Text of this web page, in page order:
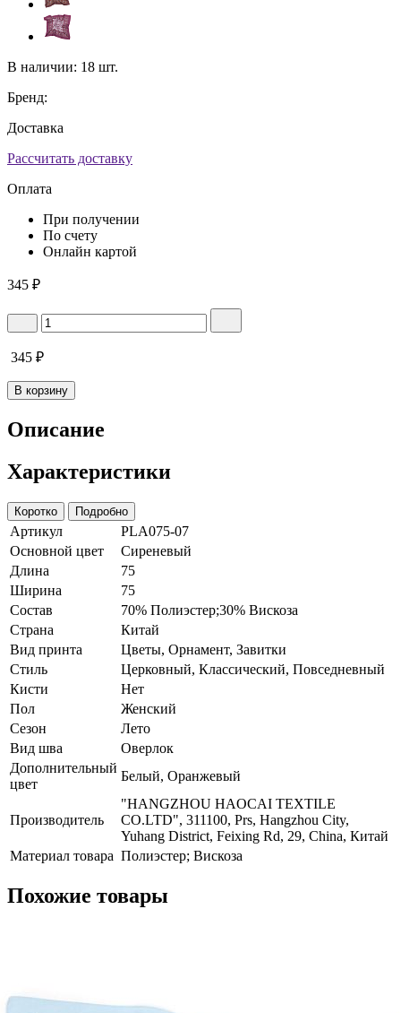
В наличии: 18 шт.
Бренд:
Доставка
Рассчитать доставку
Оплата
При получении
По счету
Онлайн картой
345 ₽
345 ₽
В корзину
Описание
Характеристики
Коротко Подробно
Артикул
PLA075-07
Основной цвет
Сиреневый
Длина
75
Ширина
75
Состав
70% Полиэстер;30% Вискоза
Страна
Китай
Вид принта
Цветы, Орнамент, Завитки
Стиль
Церковный, Классический, Повседневный
Кисти
Нет
Пол
Женский
Сезон
Лето
Вид шва
Оверлок
Дополнительный
цвет
Белый, Оранжевый
Производитель
"HANGZHOU HAOCAI TEXTILE
CO.LTD", 311100, Prs, Hangzhou City,
Yuhang District, Feixing Rd, 29, China, Китай
Материал товара Полиэстер; Вискоза
Похожие товары